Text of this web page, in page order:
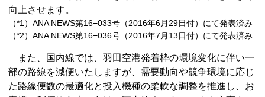
向上させます。
（*1）ANA NEWS第16−033号（2016年6月29日付）にて発表済み
（*2）ANA NEWS第16−036号（2016年7月13日付）にて発表済み
また、国内線では、羽田空港発着枠の環境変化に伴い一
部の路線を減便いたしますが、需要動向や競争環境に応じ
た路線便数の最適化と投入機種の柔軟な調整を推進し、お